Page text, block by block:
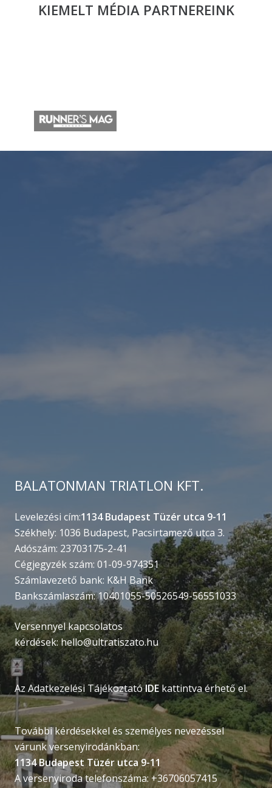
KIEMELT MÉDIAPARTNEREINK
BALATONMAN TRIATLON KFT.
Levelezési cím:1134 Budapest Tüzér utca 9-11
Székhely: 1036 Budapest, Pacsirtamező utca 3.
Adószám: 23703175-2-41
Cégjegyzék szám: 01-09-974351
Számlavezető bank: K&H Bank
Bankszámlaszám: 10401055-50526549-56551033
Versennyel kapcsolatos
kérdések: hello@ultratiszato.hu
Az Adatkezelési TájékoztatóIDE kattintva érhető el.
További kérdésekkel és személyes nevezéssel
várunk versenyirodánkban:
1134 Budapest Tüzér utca 9-11
A versenyiroda telefonszáma: +36706057415